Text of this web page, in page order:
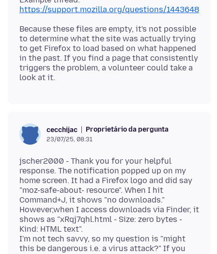
https://support.mozilla.org/questions/1443648
Because these files are empty, it's not possible
to determine what the site was actually trying
to get Firefox to load based on what happened
in the past. If you find a page that consistently
triggers the problem, a volunteer could take a
cecchijac Proprietário da pergunta
23/07/25, 08:31
jscher2000 - Thank you for your helpful
response. The notification popped up on my
home screen. It had a Firefox logo and did say
"moz-safe-about- resource". When I hit
Command+J, it shows "no downloads."
However,when I access downloads via Finder, it
shows as "xRqj7qhl.html - Size: zero bytes -
Kind: HTML text".
I'm not tech savvy, so my question is "might
this be dangerous i.e. a virus attack?" If you